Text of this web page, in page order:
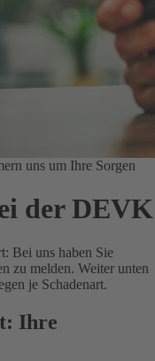
uns um Ihre Sorgen
der DEVK
Bei uns haben Sie
zu melden. Weiter unten
je Schadenart.
Ihre